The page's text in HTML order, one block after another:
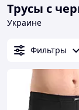
Трусы с
Украине
Фильтры